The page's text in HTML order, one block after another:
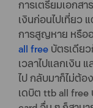
การเตรียมเอกส
เงินก่อนไปเที่ยว
การสูญหาย หรือ
all free บัตรเดีย
เวลาไปแลกเงิน
ไป กลับมาก็ไม่ต้อ
เดบิต ttb all